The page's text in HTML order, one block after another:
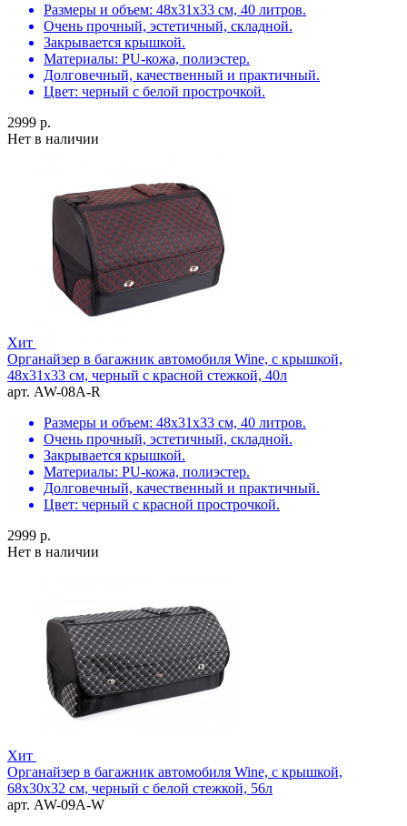
Размеры и объем: 48х31х33 см, 40 литров.
Очень прочный, эстетичный, складной.
Закрывается крышкой.
Материалы: PU-кожа, полиэстер.
Долговечный, качественный и практичный.
Цвет: черный с белой прострочкой.
2999 р.
Нет в наличии
Хит
Органайзер в багажник автомобиля Wine, с крышкой,
48х31х33 см, черный с красной стежкой, 40л
арт. AW-08A-R
Размеры и объем: 48х31х33 см, 40 литров.
Очень прочный, эстетичный, складной.
Закрывается крышкой.
Материалы: PU-кожа, полиэстер.
Долговечный, качественный и практичный.
Цвет: черный с красной прострочкой.
2999 р.
Нет в наличии
Хит
Органайзер в багажник автомобиля Wine, с крышкой,
68х30х32 см, черный с белой стежкой, 56л
арт. AW-09A-W